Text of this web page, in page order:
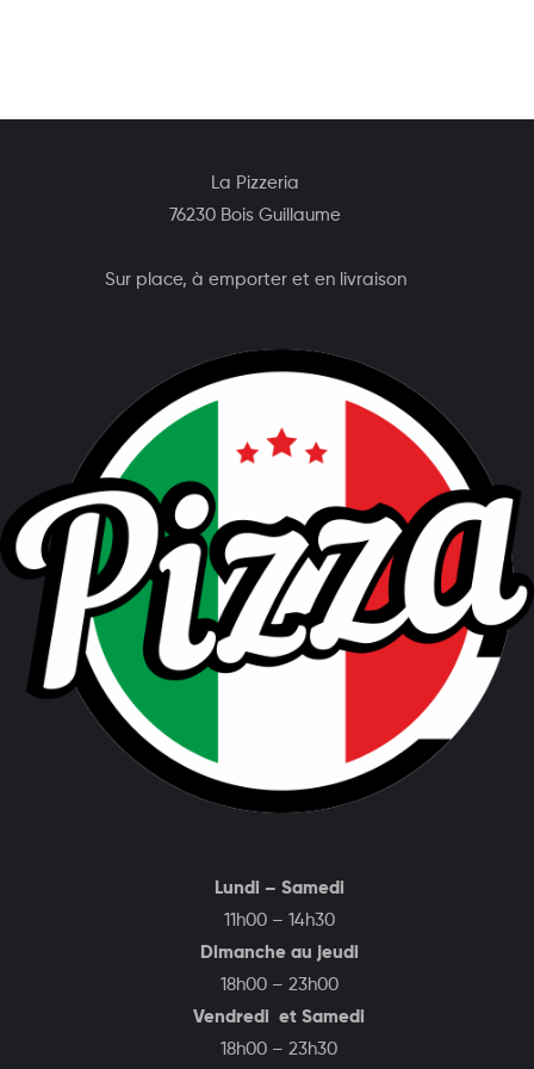
La Pizzeria
76230 Bois Guillaume
Sur place, à emporter et en livraison
Lundi – Samedi
11h00 – 14h30
Dimanche au jeudi
18h00 – 23h00
Vendredi et Samedi
18h00 – 23h30